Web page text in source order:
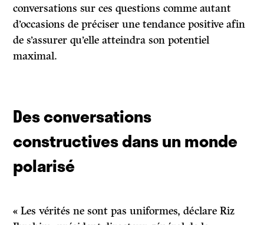
conversations sur ces questions comme autant
d’occasions de préciser une tendance positive afin
de s’assurer qu’elle atteindra son potentiel
maximal.
Des conversations
constructives dans un monde
polarisé
« Les vérités ne sont pas uniformes, déclare Riz